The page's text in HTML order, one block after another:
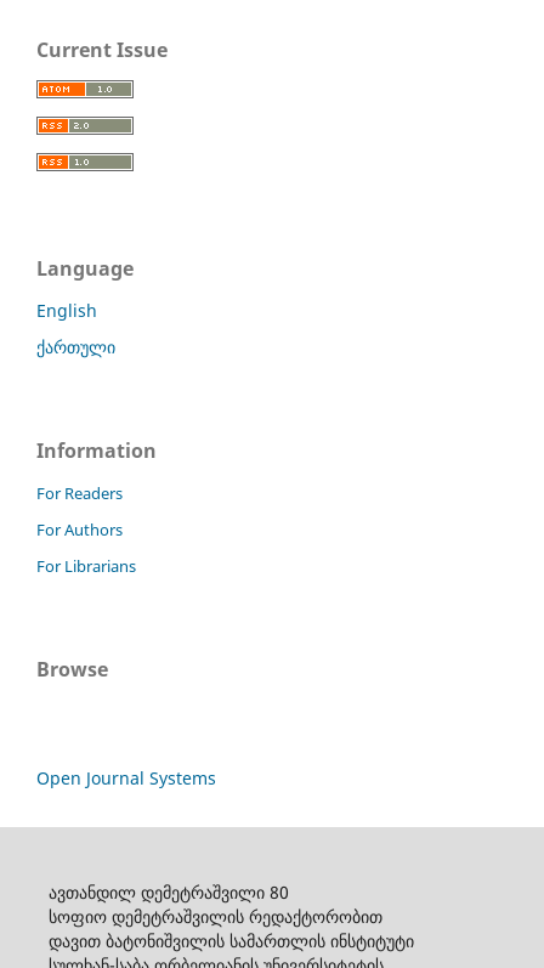
Current Issue
Language
English
ქართული
Information
For Readers
For Authors
For Librarians
Browse
Open Journal Systems
ავთანდილ დემეტრაშვილი 80
სოფიო დემეტრაშვილის რედაქტორობით
დავით ბატონიშვილის სამართლის ინსტიტუტი